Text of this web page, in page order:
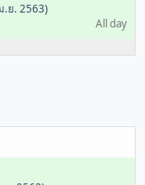
.ย. 2563)
All day